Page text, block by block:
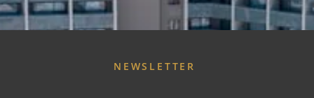
NEWSLETTER